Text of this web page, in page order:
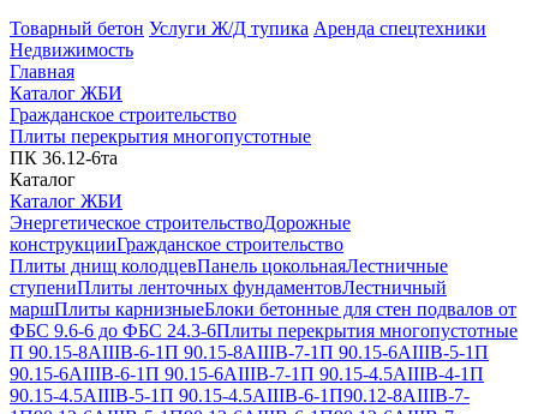
Товарный бетон Услуги Ж/Д тупика Аренда спецтехники
Недвижимость
Главная
Каталог ЖБИ
Гражданское строительство
Плиты перекрытия многопустотные
ПК 36.12-6та
Каталог
Каталог ЖБИ
Энергетическое строительствоДорожные
конструкцииГражданское строительство
Плиты днищ колодцевПанель цокольнаяЛестничные
ступениПлиты ленточных фундаментовЛестничный
маршПлиты карнизныеБлоки бетонные для стен подвалов от
ФБС 9.6-6 до ФБС 24.3-6Плиты перекрытия многопустотные
П 90.15-8АIIIВ-6-1П 90.15-8АIIIВ-7-1П 90.15-6АIIIВ-5-1П
90.15-6АIIIВ-6-1П 90.15-6АIIIВ-7-1П 90.15-4.5АIIIВ-4-1П
90.15-4.5АIIIВ-5-1П 90.15-4.5АIIIВ-6-1П90.12-8АIIIВ-7-